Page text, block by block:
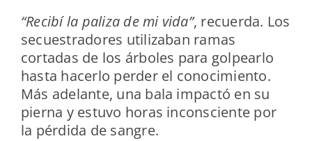
“Recibí la paliza de mi vida”, recuerda. Los
secuestradores utilizaban ramas
cortadas de los árboles para golpearlo
hasta hacerlo perder el conocimiento.
Más adelante, una bala impactó en su
pierna y estuvo horas inconsciente por
la pérdida de sangre.